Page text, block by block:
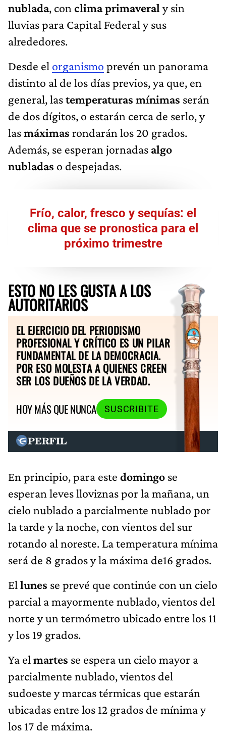
nublada, con clima primaveral y sin
lluvias para Capital Federal y sus
alrededores.
Desde el organismo prevén un panorama
distinto al de los días previos, ya que, en
general, lastemperaturas mínimas serán
de dos dígitos, o estarán cerca de serlo, y
lasmáximas rondarán los 20 grados.
Además, se esperan jornadas algo
nubladas o despejadas.
Frío, calor, fresco y sequías: el
clima que se pronostica para el
próximo trimestre
ESTO NO LES GUSTA A LOS
AUTORITARIOS
EL EJERCICIO DEL PERIODISMO
PROFESIONAL Y CRÍTICO ES UN PILAR
FUNDAMENTAL DE LA DEMOCRACIA.
POR ESO MOLESTA A QUIENES CREEN
SER LOS DUEÑOS DE LA VERDAD.
HOY MÁS QUE NUNCA
SUSCRIBITE
En principio, para este domingo se
esperan leves lloviznas por la mañana, un
cielo nublado a parcialmente nublado por
la tarde y la noche, con vientos del sur
rotando al noreste. La temperatura mínima
será de 8 grados y la máxima de16 grados.
El lunes se prevé que continúe con un cielo
parcial a mayormente nublado, vientos del
norte y un termómetro ubicado entre los 11
y los 19 grados.
Ya el martes se espera un cielo mayor a
parcialmente nublado, vientos del
sudoeste y marcas térmicas que estarán
ubicadas entre los 12 grados de mínima y
los 17 de máxima.